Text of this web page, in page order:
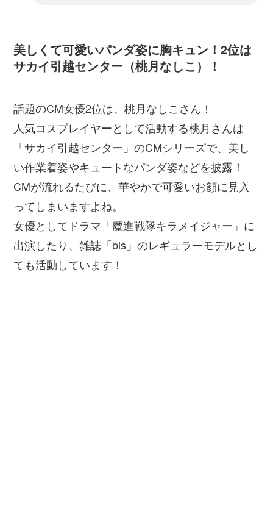
美しくて可愛いパンダ姿に胸キュン！2位は
サカイ引越センター（桃月なしこ）！
話題のCM女優2位は、桃月なしこさん！
人気コスプレイヤーとして活動する桃月さんは
「サカイ引越センター」のCMシリーズで、美し
い作業着姿やキュートなパンダ姿などを披露！
CMが流れるたびに、華やかで可愛いお顔に見入
ってしまいますよね。
女優としてドラマ「魔進戦隊キラメイジャー」に
出演したり、雑誌「bis」のレギュラーモデルとし
ても活動しています！